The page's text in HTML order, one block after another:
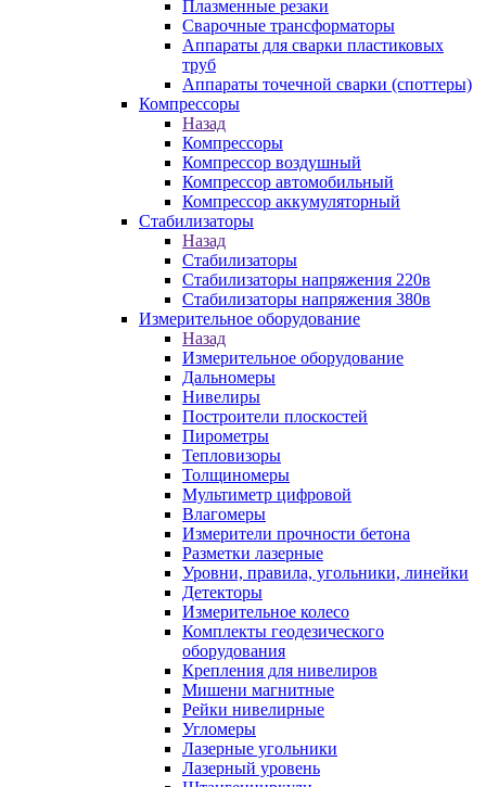
Плазменные резаки
Сварочные трансформаторы
Аппараты для сварки пластиковых
труб
Аппараты точечной сварки (споттеры)
Компрессоры
Назад
Компрессоры
Компрессор воздушный
Компрессор автомобильный
Компрессор аккумуляторный
Стабилизаторы
Назад
Стабилизаторы
Стабилизаторы напряжения 220в
Стабилизаторы напряжения 380в
Измерительное оборудование
Назад
Измерительное оборудование
Дальномеры
Нивелиры
Построители плоскостей
Пирометры
Тепловизоры
Толщиномеры
Мультиметр цифровой
Влагомеры
Измерители прочности бетона
Разметки лазерные
Уровни, правила, угольники, линейки
Детекторы
Измерительное колесо
Комплекты геодезического
оборудования
Крепления для нивелиров
Мишени магнитные
Рейки нивелирные
Угломеры
Лазерные угольники
Лазерный уровень